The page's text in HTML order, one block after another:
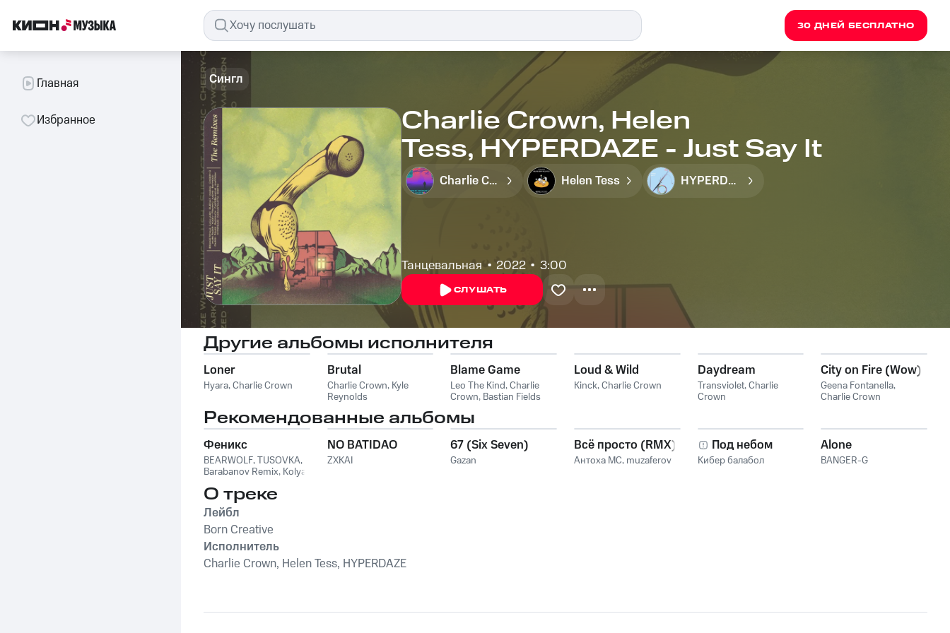
30 ДНЕЙ БЕСПЛАТНО
Главная
Избранное
Сингл
Charlie Crown, Helen
Tess, HYPERDAZE - Just Say It
Charlie Crown Helen Tess HYPERDAZE
Танцевальная 2022 3:00
СЛУШАТЬ
Другие альбомы исполнителя
Loner
Hyara,Charlie Crown
Brutal
Charlie Crown, Kyle
Reynolds
Blame Game
Leo The Kind,Charlie
Crown, Bastian Fields
Loud & Wild
Kinck,Charlie Crown
Daydream
Transviolet,Charlie
Crown
City on Fire (Wow)
Geena Fontanella,
Charlie Crown
Рекомендованные альбомы
Феникс
BEARWOLF,TUSOVKA,
Barabanov Remix, Kolya
NO BATIDAO
ZXKAI
67 (Six Seven)
Gazan
Всё просто (RMX)
Антоха МС, muzaferov
Под небом
Кибер балабол
Alone
BANGER-G
О треке
Лейбл
Born Creative
Исполнитель
Charlie Crown, Helen Tess, HYPERDAZE